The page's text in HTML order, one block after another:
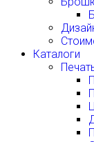
Каталоги